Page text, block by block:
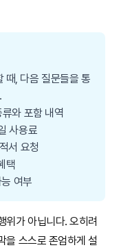
때, 다음 질문들을 통
와 포함 내역
사용료
서 요청
택
여부
위가 아닙니다. 오히려
을 스스로 존엄하게 설